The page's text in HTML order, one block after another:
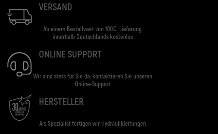
VERSAND
Ab einem Bestellwert von 100€. Lieferung
innerhalb Deutschlands kostenlos
ONLINE SUPPORT
Wir sind stets für Sie da, kontaktieren Sie unseren
Online-Support
HERSTELLER
Als Spezialist fertigen wir Hydraulikleitungen